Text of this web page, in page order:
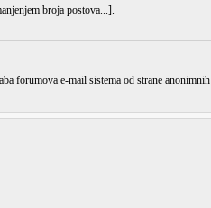
broja postova...].
forumova e-mail sistema od strane